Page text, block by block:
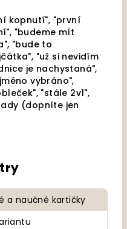
kopnutí", "první
"budeme mít
"bude to
"už si nevidím
je nachystaná",
vybráno",
"stále 2v1",
(dopníte jen
a naučné kartičky